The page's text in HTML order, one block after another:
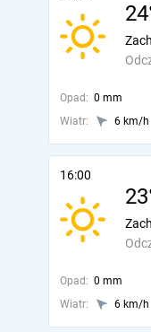
Opad: 0 mm
Wiatr:
6 km/h
16:00
Opad: 0 mm
Wiatr:
6 km/h